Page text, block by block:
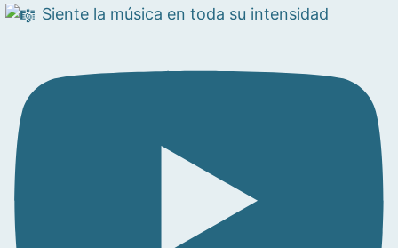
Siente la música en toda su intensidad